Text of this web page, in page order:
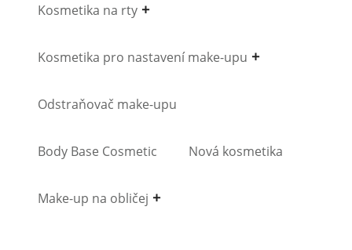
Kosmetika na rty
Kosmetika pro nastavení make-upu
Odstraňovač make-upu
Body Base Cosmetic Nová kosmetika
Make-up na obličej